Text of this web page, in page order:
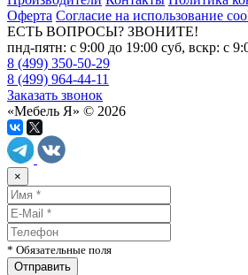
Оферта Согласие на использование
ЕСТЬ ВОПРОСЫ? ЗВОНИТЕ!
пнд-пятн: с 9:00 до 19:00 суб, вскр: с
8 (499) 350-50-29
8 (499) 964-44-11
Заказать звонок
«Мебель Я» © 2026
×
* Обязательные поля